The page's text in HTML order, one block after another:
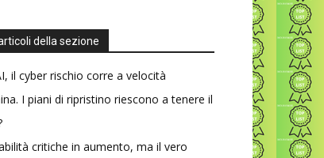
della sezione
il cyber rischio corre a velocità
I piani di ripristino riescono a tenere il
critiche in aumento, ma il vero